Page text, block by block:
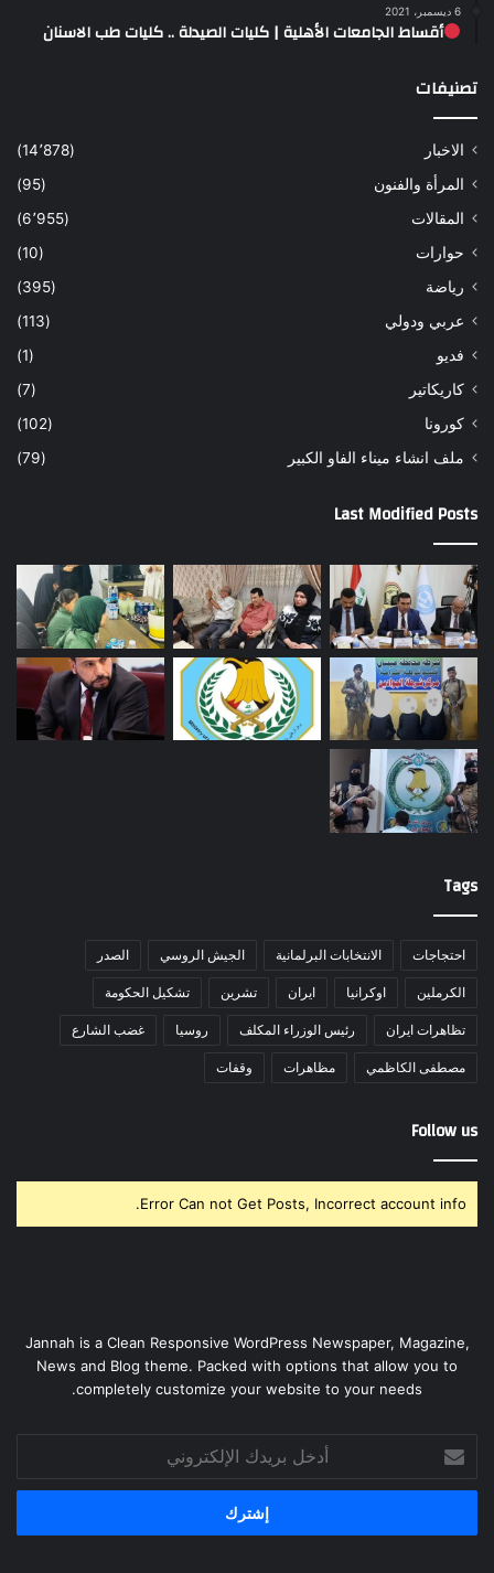
6 ديسمبر، 2021
أقساط الجامعات الأهلية | كليات الصيدلة .. كليات طب الاسنان
تصنيفات
الاخبار
(14٬878)
المرأة والفنون
(95)
المقالات
(6٬955)
حوارات
(10)
رياضة
(395)
عربي ودولي
(113)
فديو
(1)
كاريكاتير
(7)
كورونا
(102)
ملف انشاء ميناء الفاو الكبير
(79)
Last Modified Posts
Tags
احتجاجات الانتخابات البرلمانية الجيش الروسي الصدر
الكرملين اوكرانيا ايران تشرين تشكيل الحكومة
تظاهرات ايران رئيس الوزراء المكلف روسيا غضب الشارع
مصطفى الكاظمي مظاهرات وقفات
Follow us
Error Can not Get Posts, Incorrect account info.
Jannah is a Clean Responsive WordPress Newspaper, Magazine,
News and Blog theme. Packed with options that allow you to
completely customize your website to your needs.
بريدك
الإلكتروني